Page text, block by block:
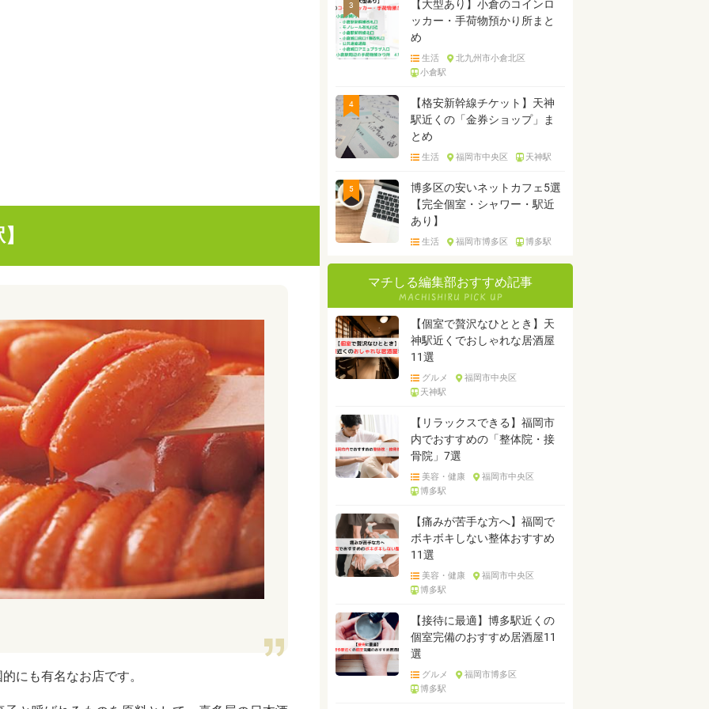
にも有名なお店です。
3
【大型あり】小倉のコインロ
ッカー・手荷物預かり所まと
め
生活
北九州市小倉北区
小倉駅
4
【格安新幹線チケット】天神
駅近くの「金券ショップ」ま
とめ
生活 福岡市中央区 天神駅
5
博多区の安いネットカフェ5選
【完全個室・シャワー・駅近
あり】
生活 福岡市博多区 博多駅
マチしる編集部おすすめ記事
【個室で贅沢なひととき】天
神駅近くでおしゃれな居酒屋
11選
グルメ
福岡市中央区
天神駅
【リラックスできる】福岡市
内でおすすめの「整体院・接
骨院」7選
美容・健康
福岡市中央区
博多駅
【痛みが苦手な方へ】福岡で
ボキボキしない整体おすすめ
11選
美容・健康
福岡市中央区
博多駅
【接待に最適】博多駅近くの
個室完備のおすすめ居酒屋11
選
グルメ
福岡市博多区
博多駅